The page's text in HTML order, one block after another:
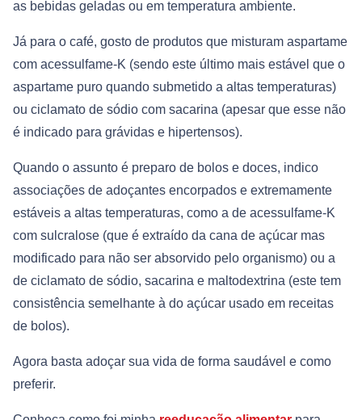
as bebidas geladas ou em temperatura ambiente.
Já para o café, gosto de produtos que misturam aspartame
com acessulfame-K (sendo este último mais estável que o
aspartame puro quando submetido a altas temperaturas)
ou ciclamato de sódio com sacarina (apesar que esse não
é indicado para grávidas e hipertensos).
Quando o assunto é preparo de bolos e doces, indico
associações de adoçantes encorpados e extremamente
estáveis a altas temperaturas, como a de acessulfame-K
com sulcralose (que é extraído da cana de açúcar mas
modificado para não ser absorvido pelo organismo) ou a
de ciclamato de sódio, sacarina e maltodextrina (este tem
consistência semelhante à do açúcar usado em receitas
de bolos).
Agora basta adoçar sua vida de forma saudável e como
preferir.